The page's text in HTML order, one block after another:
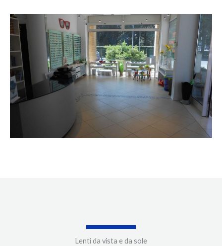
Lenti da vista e da sole